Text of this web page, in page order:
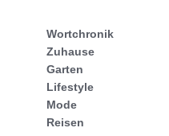
Wortchronik
Zuhause
Garten
Lifestyle
Mode
Reisen